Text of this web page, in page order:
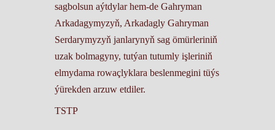
sagbolsun aýtdylar hem-de Gahryman
Arkadagymyzyň, Arkadagly Gahryman
Serdarymyzyň janlarynyň sag ömürleriniň
uzak bolmagyny, tutýan tutumly işleriniň
elmydama rowaçlyklara beslenmegini tüýs
ýürekden arzuw etdiler.
TSTP